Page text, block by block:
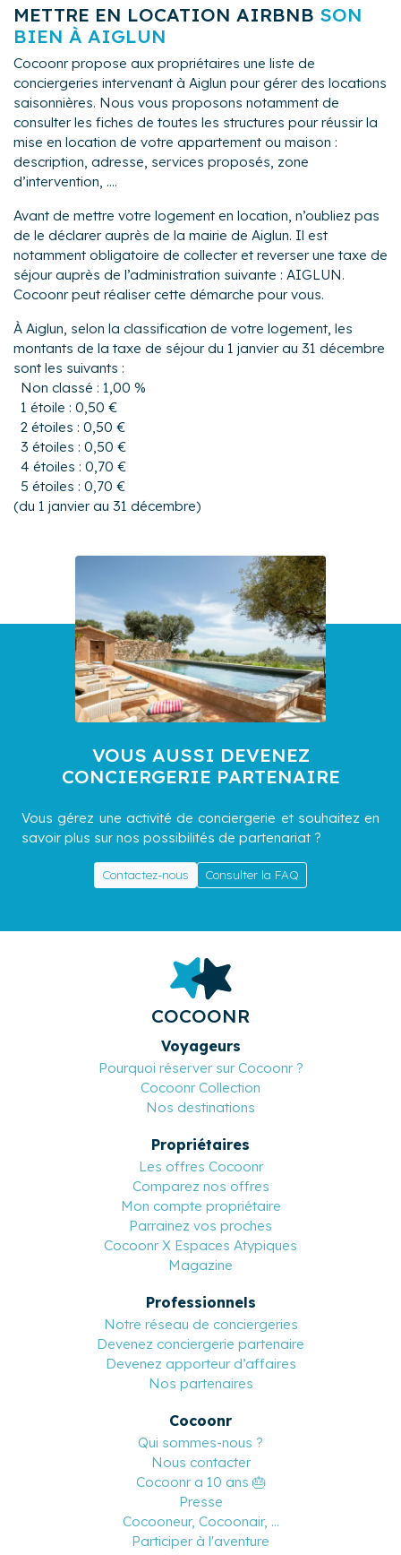
METTRE EN LOCATION AIRBNB SON
BIEN À AIGLUN
Cocoonr propose aux propriétaires une liste de
conciergeries intervenant à Aiglun pour gérer des locations
saisonnières. Nous vous proposons notamment de
consulter les fiches de toutes les structures pour réussir la
mise en location de votre appartement ou maison :
description, adresse, services proposés, zone
d’intervention, ....
Avant de mettre votre logement en location, n’oubliez pas
de le déclarer auprès de la mairie de Aiglun. Il est
notamment obligatoire de collecter et reverser une taxe de
séjour auprès de l’administration suivante : AIGLUN.
Cocoonr peut réaliser cette démarche pour vous.
À Aiglun, selon la classification de votre logement, les
montants de la taxe de séjour du 1 janvier au 31 décembre
sont les suivants :
Non classé : 1,00 %
1 étoile : 0,50 €
2 étoiles : 0,50 €
3 étoiles : 0,50 €
4 étoiles : 0,70 €
5 étoiles : 0,70 €
(du 1 janvier au 31 décembre)
VOUS AUSSI DEVENEZ
CONCIERGERIE PARTENAIRE
Vous gérez une activité de conciergerie et souhaitez en
savoir plus sur nos possibilités de partenariat ?
Contactez-nous Consulter la FAQ
COCOONR
Voyageurs
Pourquoi réserver sur Cocoonr ?
Cocoonr Collection
Nos destinations
Propriétaires
Les offres Cocoonr
Comparez nos offres
Mon compte propriétaire
Parrainez vos proches
Cocoonr X Espaces Atypiques
Magazine
Professionnels
Notre réseau de conciergeries
Devenez conciergerie partenaire
Devenez apporteur d’affaires
Nos partenaires
Cocoonr
Qui sommes-nous ?
Nous contacter
Cocoonr a 10 ans 🎂
Presse
Cocooneur, Cocoonair, ...
Participer à l'aventure